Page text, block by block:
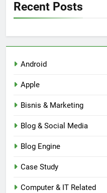
Recent Posts
Android
Apple
Bisnis & Marketing
Blog & Social Media
Blog Engine
Case Study
Computer & IT Related